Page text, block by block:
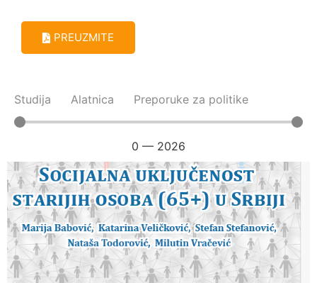
PREUZMITE
Studija Alatnica Preporuke za politike
0 — 2026